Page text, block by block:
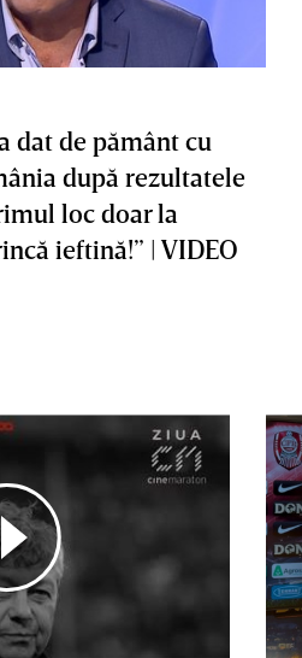
dat de pământ cu
după rezultatele
loc doar la
ieftină!” | VIDEO